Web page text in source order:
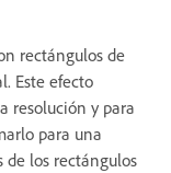
rectángulos de
Este efecto
resolución y para
para una
de los rectángulos